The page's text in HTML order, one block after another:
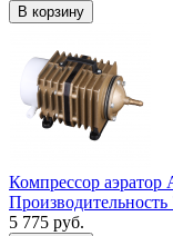
В корзину
Компрессор
5 775 руб.